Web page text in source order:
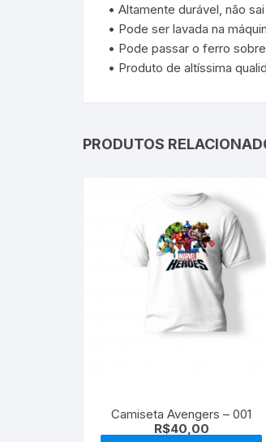
• Altamente durável, não
• Pode ser lavada na
• Pode passar o ferro
• Produto de altíssima
PRODUTOS
Camiseta Avengers – 001
R$40,00